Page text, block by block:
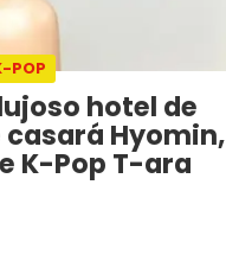
POP
hotel de
casará Hyomin,
K-Pop T-ara